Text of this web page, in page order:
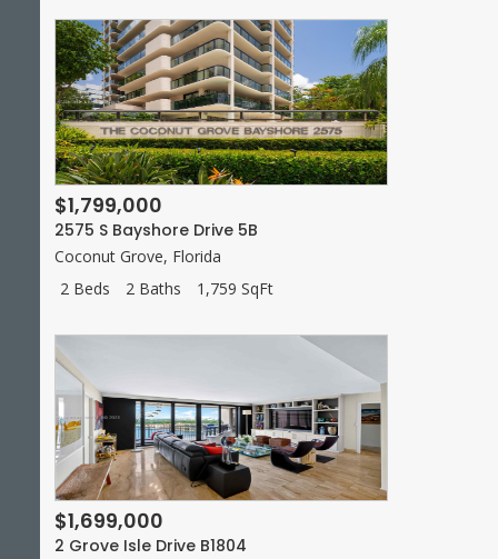
$1,799,000
2575 S Bayshore Drive 5B
Coconut Grove, Florida
2 Beds
2 Baths 1,759 SqFt
$1,699,000
2 Grove Isle Drive B1804